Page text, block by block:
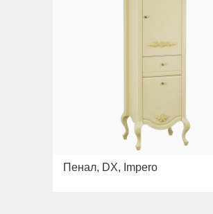
Пенал, DX, Impero